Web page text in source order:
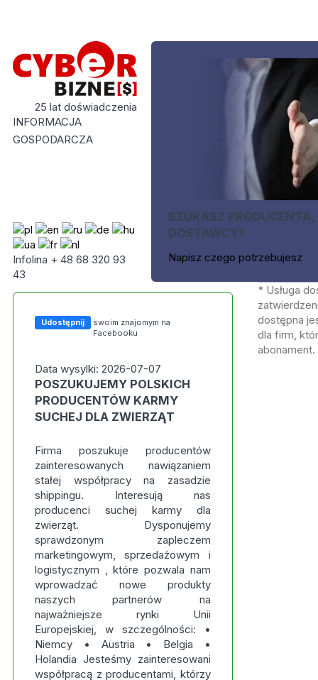
25 lat doświadczenia
INFORMACJA
GOSPODARCZA
Infolina + 48 68 320 93
43
SZUKASZ PRODUCENTA,
DOSTAWCY?
Napisz czego potrzebujesz
Udostępnij
swoim znajomym na
Facebooku
Data wysylki: 2026-07-07
POSZUKUJEMY POLSKICH
PRODUCENTÓW KARMY
SUCHEJ DLA ZWIERZĄT
Firma poszukuje producentów
zainteresowanych nawiązaniem
stałej współpracy na zasadzie
shippingu. Interesują nas
producenci suchej karmy dla
zwierząt. Dysponujemy
sprawdzonym zapleczem
marketingowym, sprzedażowym i
logistycznym , które pozwala nam
wprowadzać nowe produkty
naszych partnerów na
najważniejsze rynki Unii
Europejskiej, w szczególności: •
Niemcy • Austria • Belgia •
Holandia Jesteśmy zainteresowani
współpracą z producentami, którzy
* Usługa
dostępna
dla firm,
abonament.